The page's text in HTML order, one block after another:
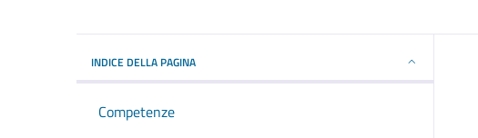
INDICE DELLA PAGINA
Competenze